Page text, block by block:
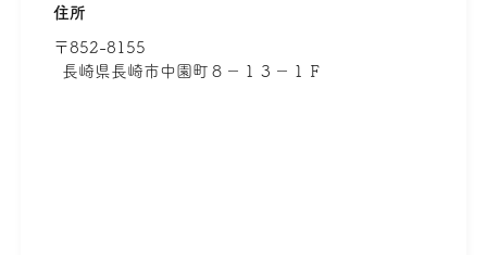
住所
〒852-8155
長崎県長崎市中園町８－１３－１Ｆ